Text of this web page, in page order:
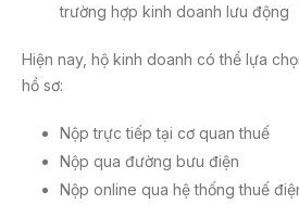
trường hợp kinh doanh lưu động
Hiện nay, hộ kinh doanh có thể lựa
hồ sơ:
Nộp trực tiếp tại cơ quan thuế
Nộp qua đường bưu điện
Nộp online qua hệ thống thuế